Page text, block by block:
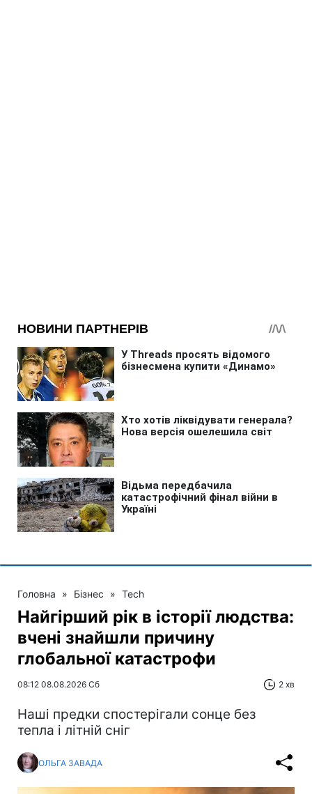
Головна » Бізнес » Tech
Найгірший рік в історії людства:
вчені знайшли причину
глобальної катастрофи
08:12 08.08.2026 Сб 2 хв
Наші предки спостерігали сонце без
тепла і літній сніг
ОЛЬГА ЗАВАДА